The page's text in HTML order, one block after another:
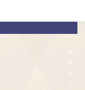
+-
+-
+-
+-